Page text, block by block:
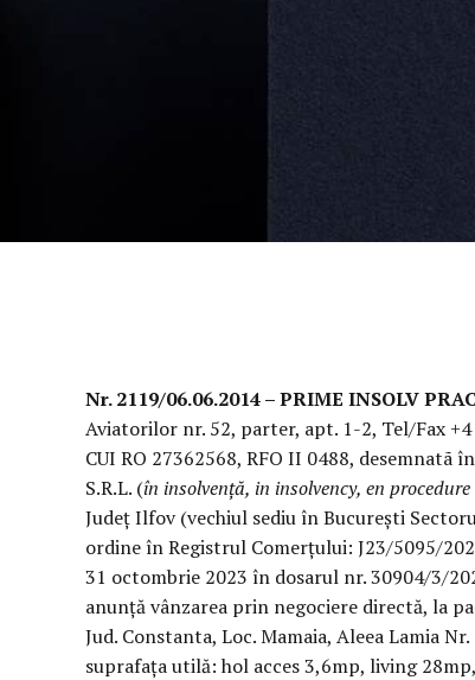
Nr. 2119/06.06.2014 – PRIME INSOLV
Aviatorilor nr. 52, parter, apt. 1-2, Tel/Fax
CUI RO 27362568, RFO II 0488, desemnatã
S.R.L. (în insolvență, in insolvency, en procedure
Județ Ilfov (vechiul sediu în București
ordine în Registrul Comerțului: J23/5095/
31 octombrie 2023 în dosarul nr. 30904/3/
anunță vânzarea prin negociere directă, la
Jud. Constanta, Loc. Mamaia, Aleea Lamia
suprafața utilă: hol acces 3,6mp, living